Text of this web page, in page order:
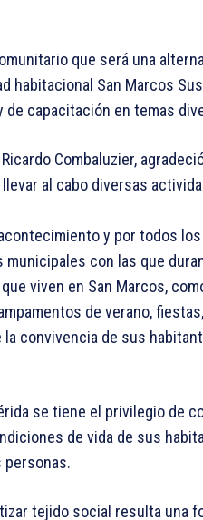
que será una
habitacional San Marcos
capacitación en temas
Combaluzier,
al cabo diversas
y por todos
con las que
viven en San Marcos,
de verano,
convivencia de sus
se tiene el privilegio de
de vida de sus
personas.
tejido social resulta una